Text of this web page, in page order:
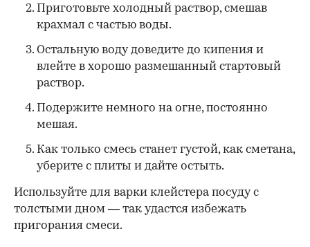
Приготовьте холодный раствор, смешав
крахмал с частью воды.
Остальную воду доведите до кипения и
влейте в хорошо размешанный стартовый
раствор.
Подержите немного на огне, постоянно
мешая.
Как только смесь станет густой, как сметана,
уберите с плиты и дайте остыть.
Используйте для варки клейстера посуду с
толстыми дном — так удастся избежать
пригорания смеси.